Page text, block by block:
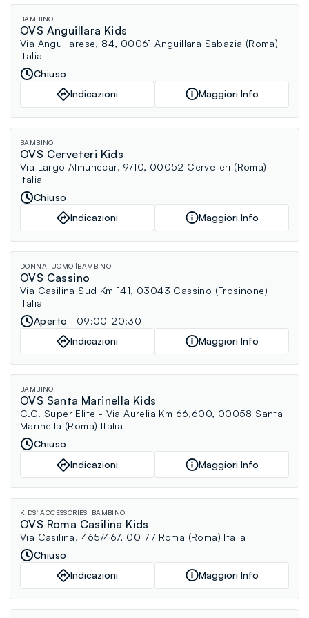
BAMBINO
OVS Anguillara Kids
Via Anguillarese, 84, 00061 Anguillara Sabazia (Roma)
Italia
Chiuso
Indicazioni
Maggiori Info
BAMBINO
OVS Cerveteri Kids
Via Largo Almunecar, 9/10, 00052 Cerveteri (Roma)
Italia
Chiuso
Indicazioni
Maggiori Info
DONNA UOMO BAMBINO
OVS Cassino
Via Casilina Sud Km 141, 03043 Cassino (Frosinone)
Italia
Aperto
09:00-20:30
Indicazioni
Maggiori Info
BAMBINO
OVS Santa Marinella Kids
C.C. Super Elite - Via Aurelia Km 66,600, 00058 Santa
Marinella (Roma) Italia
Chiuso
Indicazioni
Maggiori Info
KIDS' ACCESSORIES BAMBINO
OVS Roma Casilina Kids
Via Casilina, 465/467, 00177 Roma (Roma) Italia
Chiuso
Indicazioni
Maggiori Info